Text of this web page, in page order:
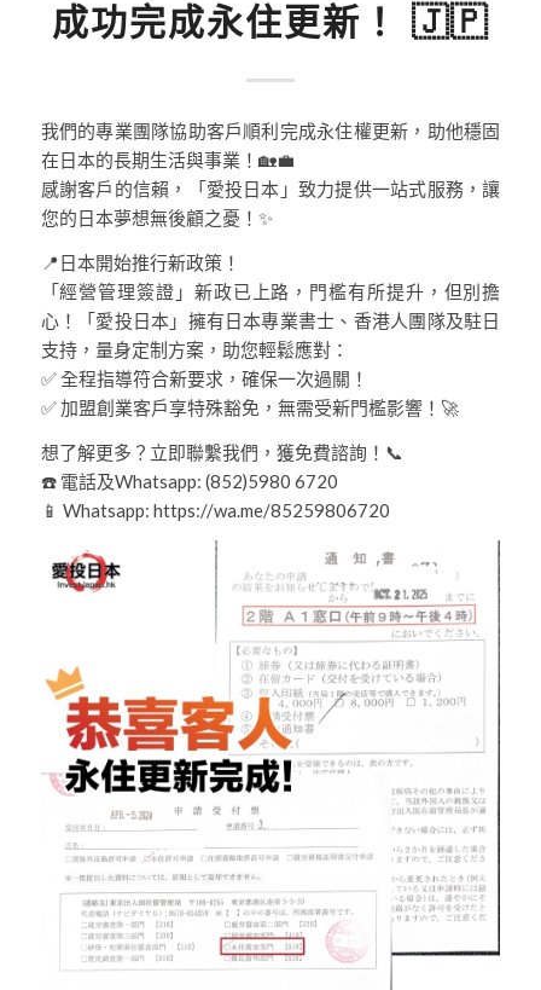
成功完成永住更新！ 🇯🇵
我們的專業團隊協助客戶順利完成永住權更新，助他穩固
在日本的長期生活與事業！🏡💼
感謝客戶的信賴，「愛投日本」致力提供一站式服務，讓
您的日本夢想無後顧之憂！✨
📍日本開始推行新政策！
「經營管理簽證」新政已上路，門檻有所提升，但別擔
心！「愛投日本」擁有日本專業書士、香港人團隊及駐日
支持，量身定制方案，助您輕鬆應對：
✅ 全程指導符合新要求，確保一次過關！
✅ 加盟創業客戶享特殊豁免，無需受新門檻影響！🚀
想了解更多？立即聯繫我們，獲免費諮詢！📞
☎️ 電話及Whatsapp: (852)5980 6720
📱 Whatsapp: https://wa.me/85259806720